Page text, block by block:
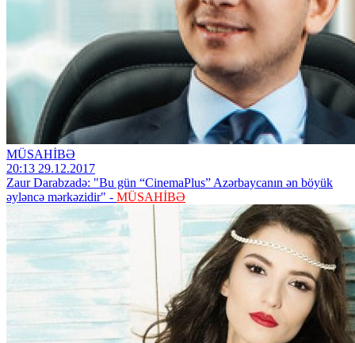
MÜSAHİBƏ
20:13 29.12.2017
Zaur Darabzadə: "Bu gün “CinemaPlus” Azərbaycanın ən böyük
əyləncə mərkəzidir" - MÜSAHİBƏ